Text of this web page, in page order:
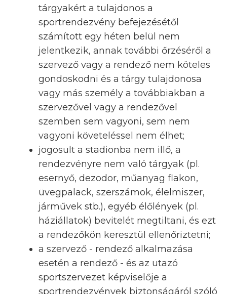
tárgyakért a tulajdonos a
sportrendezvény befejezésétől
számított egy héten belül nem
jelentkezik, annak további őrzéséről a
szervező vagy a rendező nem köteles
gondoskodni és a tárgy tulajdonosa
vagy más személy a továbbiakban a
szervezővel vagy a rendezővel
szemben sem vagyoni, sem nem
vagyoni követeléssel nem élhet;
jogosult a stadionba nem illő, a
rendezvényre nem való tárgyak (pl.
esernyő, dezodor, műanyag flakon,
üvegpalack, szerszámok, élelmiszer,
járművek stb.), egyéb élőlények (pl.
háziállatok) bevitelét megtiltani, és ezt
a rendezőkön keresztül ellenőriztetni;
a szervező - rendező alkalmazása
esetén a rendező - és az utazó
sportszervezet képviselője a
sportrendezvények biztonságáról szóló